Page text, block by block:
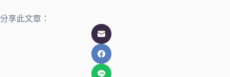
分享此文章：